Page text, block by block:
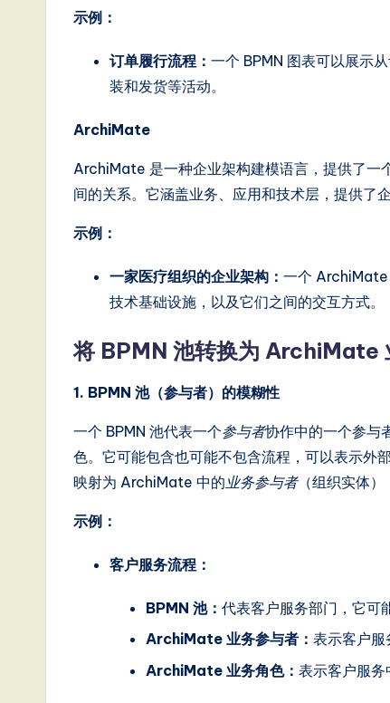
示例：
订单履行流程： 一个 BPMN 图表可以展示
装和发货等活动。
ArchiMate
ArchiMate 是一种企业架构建模语言，提供了一
间的关系。它涵盖业务、应用和技术层，提供了
示例：
一家医疗组织的企业架构： 一个 ArchiMate
技术基础设施，以及它们之间的交互方式。
将 BPMN 池转换为 ArchiMate
1. BPMN 池（参与者）的模糊性
一个 BPMN 池代表一个参与者协作中的一个参与
色。它可能包含也可能不包含流程，可以表示外
映射为 ArchiMate 中的 业务参与者（组织实体）
示例：
客户服务流程：
BPMN 池： 代表客户服务部门，它可
ArchiMate 业务参与者： 表示客户服
ArchiMate 业务角色： 表示客户服务